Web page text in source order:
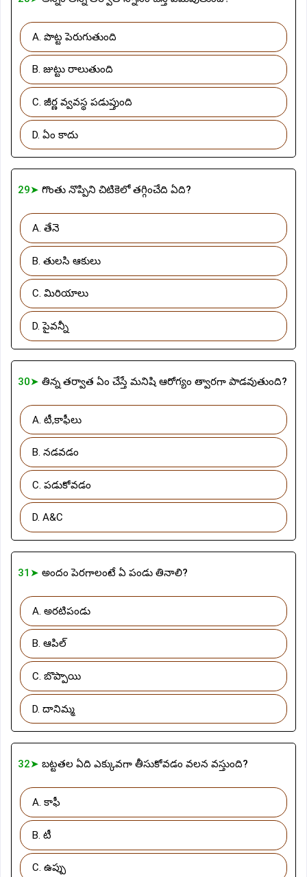
A. పొట్ట పెరుగుతుంది
B. జుట్టు రాలుతుంది
C. జీర్ణ వ్వవస్థ పడుప్తుంది
D. ఏం కాదు
29➤ గొంతు నొప్పిని చిటికెలో తగ్గించేది ఏది?
A. తేనె
B. తులసి ఆకులు
C. మిరియాలు
D. పైవన్నీ
30➤ తిన్న తర్వాత ఏం చేస్తే మనిషి ఆరోగ్యం త్వారగా పాడవుతుంది?
A. టీ,కాఫీలు
B. నడవడం
C. పడుకోవడం
D. A&C
31➤ అందం పెరగాలంటే ఏ పండు తినాలి?
A. అరటిపండు
B. ఆపిల్
C. బొప్పాయి
D. దానిమ్మ
32➤ బట్టతల ఏది ఎక్కువగా తీసుకోవడం వలన వస్తుంది?
A. కాఫీ
B. టీ
C. ఉప్పు